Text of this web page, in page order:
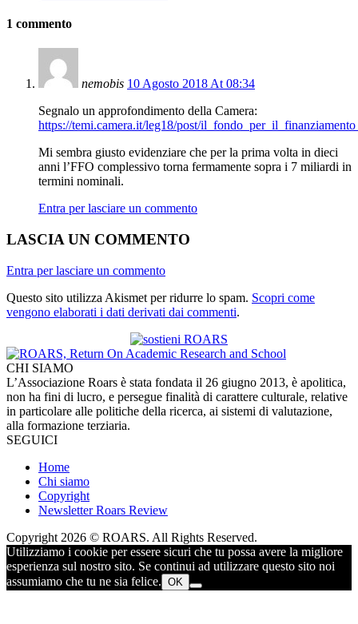
1 commento
nemobis 10 Agosto 2018 At 08:34
Segnalo un approfondimento della Camera:
https://temi.camera.it/leg18/post/
Mi sembra giusto evidenziare che per la prima volta in dieci
anni l’FFO complessivo torna fermamente sopra i 7 miliardi in
termini nominali.
Entra per lasciare un commento
LASCIA UN COMMENTO
Entra per lasciare un commento
Questo sito utilizza Akismet per ridurre lo spam. Scopri come
vengono elaborati i dati derivati dai commenti.
CHI SIAMO
L’Associazione Roars è stata fondata il 26 giugno 2013, è apolitica,
non ha fini di lucro, e persegue finalità di carattere culturale, relative
in particolare alle politiche della ricerca, ai sistemi di valutazione,
alla formazione terziaria.
SEGUICI
Home
Chi siamo
Copyright
Newsletter Roars Review
Copyright 2026 © ROARS. All Rights Reserved.
Utilizziamo i cookie per essere sicuri che tu possa avere la migliore
esperienza sul nostro sito. Se continui ad utilizzare questo sito noi
assumiamo che tu ne sia felice. OK